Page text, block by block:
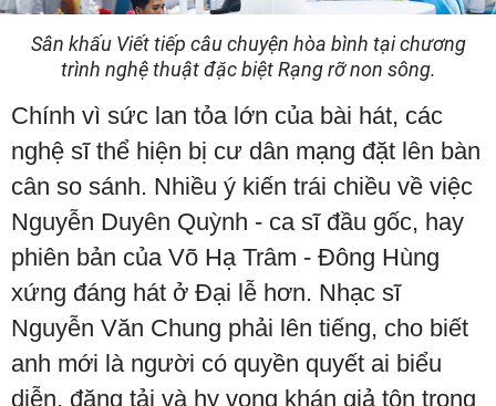
Sân khấu Viết tiếp câu chuyện hòa bình tại chương
trình nghệ thuật đặc biệt Rạng rỡ non sông.
Chính vì sức lan tỏa lớn của bài hát, các
nghệ sĩ thể hiện bị cư dân mạng đặt lên bàn
cân so sánh. Nhiều ý kiến trái chiều về việc
Nguyễn Duyên Quỳnh - ca sĩ đầu gốc, hay
phiên bản của Võ Hạ Trâm - Đông Hùng
xứng đáng hát ở Đại lễ hơn. Nhạc sĩ
Nguyễn Văn Chung phải lên tiếng, cho biết
anh mới là người có quyền quyết ai biểu
diễn, đăng tải và hy vọng khán giả tôn trọng